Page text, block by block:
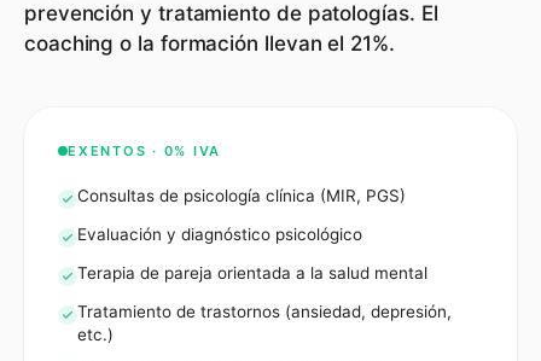
prevención y tratamiento de patologías. El
coaching o la formación llevan el 21%.
EXENTOS · 0% IVA
Consultas de psicología clínica (MIR, PGS)
Evaluación y diagnóstico psicológico
Terapia de pareja orientada a la salud mental
Tratamiento de trastornos (ansiedad, depresión,
etc.)